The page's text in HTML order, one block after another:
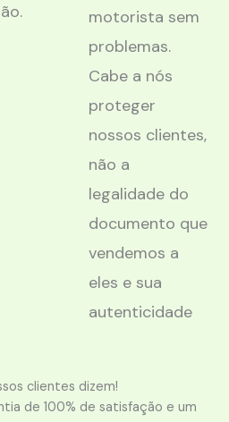
motorista sem
problemas.
Cabe a nós
proteger
nossos clientes,
não a
legalidade do
documento que
vendemos a
eles e sua
autenticidade
clientes dizem!
de 100% de satisfação e um